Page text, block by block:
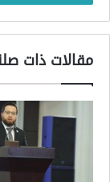
مقالات ذات